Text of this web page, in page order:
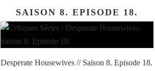
SAISON 8. EPISODE 18.
Desperate Housewives // Saison 8. Episode 18.